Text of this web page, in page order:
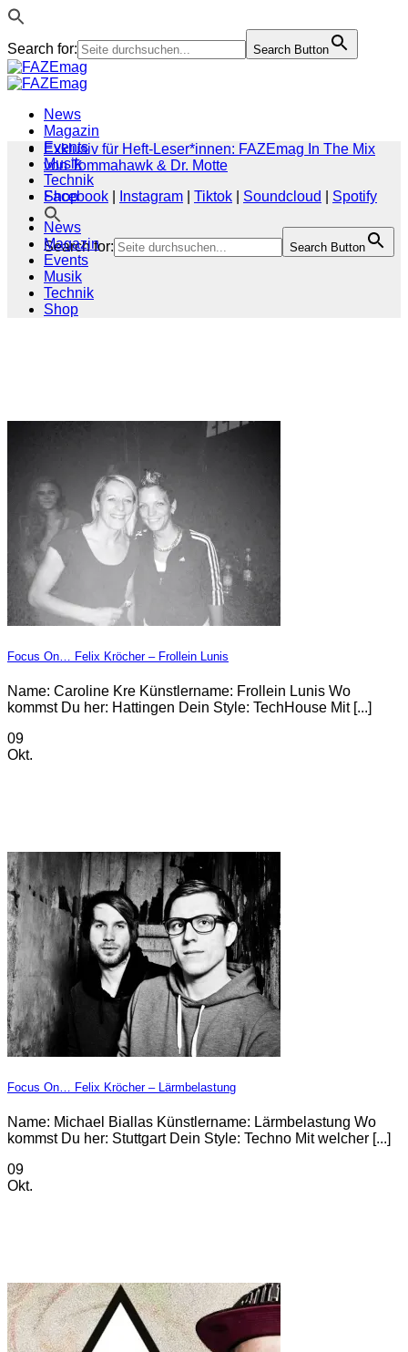
Search for: Search Button
Zum
Inhalt
News
Magazin
Events
Musik
Technik
Shop
Search for: Search Button
Exklusiv für Heft-Leser*innen: FAZEmag In The Mix
von Tommahawk & Dr. Motte
Facebook
Instagram Tiktok Soundcloud
Spotify
News
Magazin
Events
Musik
Technik
Shop
Focus On… Felix Kröcher – Frollein Lunis
Name: Caroline Kre Künstlername: Frollein Lunis Wo
kommst Du her: Hattingen Dein Style: TechHouse Mit [...]
09
Okt.
Focus On… Felix Kröcher – Lärmbelastung
Name: Michael Biallas Künstlername: Lärmbelastung Wo
kommst Du her: Stuttgart Dein Style: Techno Mit welcher [...]
09
Okt.